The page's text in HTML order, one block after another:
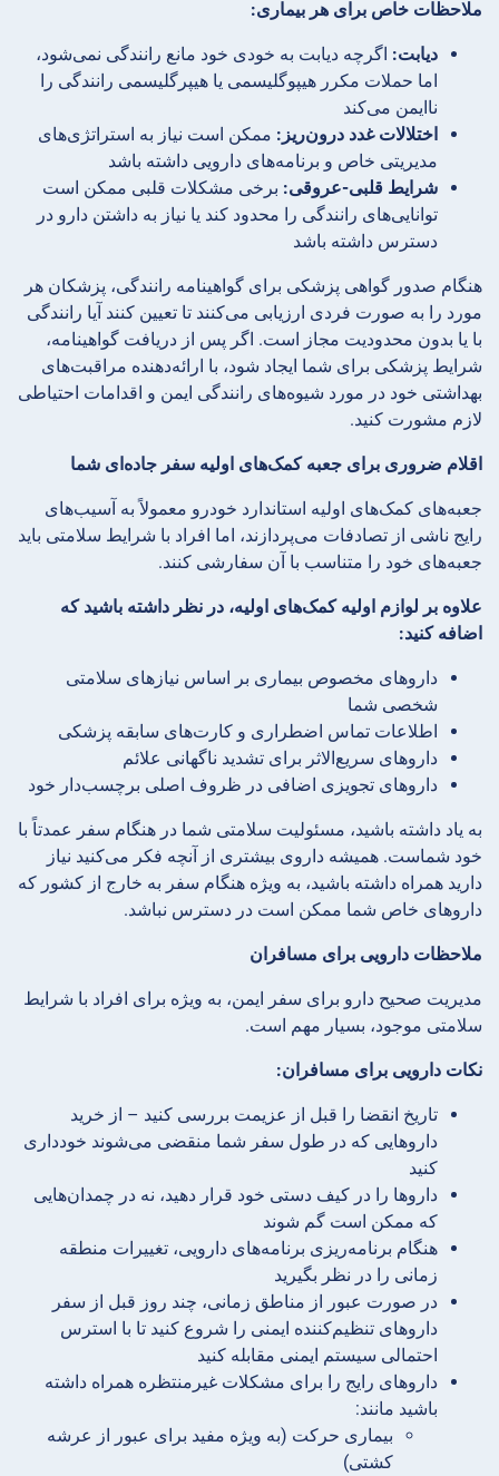
ملاحظات خاص برای هر بیماری:
دیابت: اگرچه دیابت به خودی خود مانع رانندگی نمی‌شود،
اما حملات مکرر هیپوگلیسمی یا هیپرگلیسمی رانندگی را
ناایمن می‌کند
اختلالات غدد درون‌ریز: ممکن است نیاز به استراتژی‌های
مدیریتی خاص و برنامه‌های دارویی داشته باشد
شرایط قلبی-عروقی: برخی مشکلات قلبی ممکن است
توانایی‌های رانندگی را محدود کند یا نیاز به داشتن دارو در
دسترس داشته باشد
هنگام صدور گواهی پزشکی برای گواهینامه رانندگی، پزشکان هر
مورد را به صورت فردی ارزیابی می‌کنند تا تعیین کنند آیا رانندگی
با یا بدون محدودیت مجاز است. اگر پس از دریافت گواهینامه،
شرایط پزشکی برای شما ایجاد شود، با ارائه‌دهنده مراقبت‌های
بهداشتی خود در مورد شیوه‌های رانندگی ایمن و اقدامات احتیاطی
لازم مشورت کنید.
اقلام ضروری برای جعبه کمک‌های اولیه سفر جاده‌ای شما
جعبه‌های کمک‌های اولیه استاندارد خودرو معمولاً به آسیب‌های
رایج ناشی از تصادفات می‌پردازند، اما افراد با شرایط سلامتی باید
جعبه‌های خود را متناسب با آن سفارشی کنند.
علاوه بر لوازم اولیه کمک‌های اولیه، در نظر داشته باشید که
اضافه کنید:
داروهای مخصوص بیماری بر اساس نیازهای سلامتی
شخصی شما
اطلاعات تماس اضطراری و کارت‌های سابقه پزشکی
داروهای سریع‌الاثر برای تشدید ناگهانی علائم
داروهای تجویزی اضافی در ظروف اصلی برچسب‌دار خود
به یاد داشته باشید، مسئولیت سلامتی شما در هنگام سفر عمدتاً با
خود شماست. همیشه داروی بیشتری از آنچه فکر می‌کنید نیاز
دارید همراه داشته باشید، به ویژه هنگام سفر به خارج از کشور که
داروهای خاص شما ممکن است در دسترس نباشد.
ملاحظات دارویی برای مسافران
مدیریت صحیح دارو برای سفر ایمن، به ویژه برای افراد با شرایط
سلامتی موجود، بسیار مهم است.
نکات دارویی برای مسافران:
تاریخ انقضا را قبل از عزیمت بررسی کنید – از خرید
داروهایی که در طول سفر شما منقضی می‌شوند خودداری
کنید
داروها را در کیف دستی خود قرار دهید، نه در چمدان‌هایی
که ممکن است گم شوند
هنگام برنامه‌ریزی برنامه‌های دارویی، تغییرات منطقه
زمانی را در نظر بگیرید
در صورت عبور از مناطق زمانی، چند روز قبل از سفر
داروهای تنظیم‌کننده ایمنی را شروع کنید تا با استرس
احتمالی سیستم ایمنی مقابله کنید
داروهای رایج را برای مشکلات غیرمنتظره همراه داشته
باشید مانند:
بیماری حرکت (به ویژه مفید برای عبور از عرشه
کشتی)